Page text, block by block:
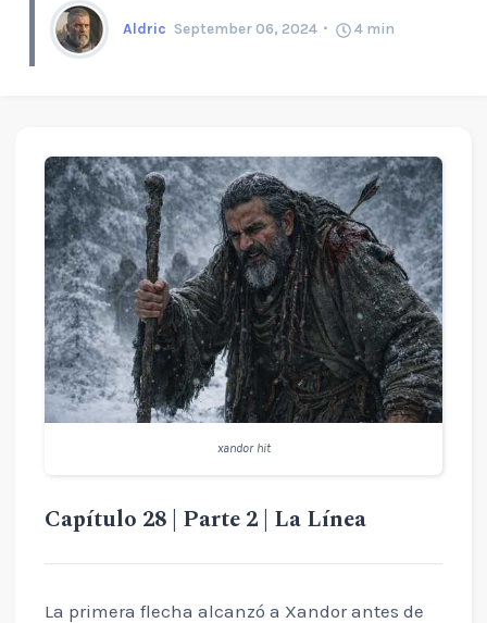
Aldric September 06, 2024 4min
xandor hit
Capítulo 28 | Parte 2 | La Línea
La primera flecha alcanzó a Xandor antes de